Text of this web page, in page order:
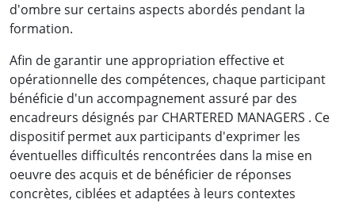
d'ombre sur certains aspects abordés pendant la
formation.
Afin de garantir une appropriation effective et
opérationnelle des compétences, chaque participant
bénéficie d'un accompagnement assuré par des
encadreurs désignés par CHARTERED MANAGERS . Ce
dispositif permet aux participants d'exprimer les
éventuelles difficultés rencontrées dans la mise en
oeuvre des acquis et de bénéficier de réponses
concrètes, ciblées et adaptées à leurs contextes